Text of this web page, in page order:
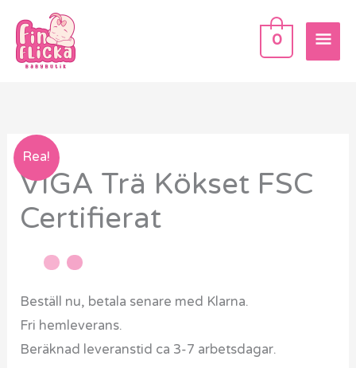
innehåll
0
Rea!
VIGA Trä Kökset FSC
Certifierat
Beställ nu, betala senare med Klarna.
Fri hemleverans.
Beräknad leveranstid ca 3-7 arbetsdagar.
VIGA
Trä
FSC
mängd